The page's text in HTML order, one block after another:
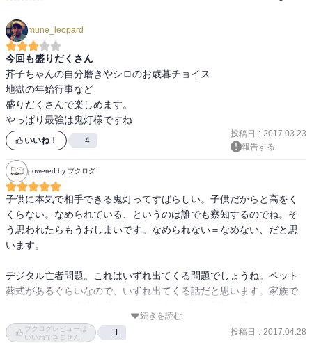
mune_leopard
今回も盛りだくさん
芥子ちゃんの自分磨きやシロのお歳暮チョイス
地獄の年始行事など
盛りだくさんで楽しめます。
やっぱり最強は鬼灯様ですね
いいね！ 4
投稿日 : 2017.03.23
報告する
powered by ブクログ
子供に本気で相手できる鬼灯ってすばらしい。子供だからと高をく
くらない。なめられている、というのは誰でも察知するのでね。そ
う思われたらもうおしまいです。なめられない＝なめない、だと思
います。
デジタル亡者問題。これはいずれ出てくる問題でしょうね。ペット
葬式があるぐらいなので、いずれ出てくる話だと思います。家族で
は当たり前で。その気持ちを形にしたいとなれば、供養の形もとる
でしょう。デジタル社会が進めば、COMING SOONでなくても訪れ
続きを読む
ブクログレビューは
いいねできません
1 投稿日 : 2017.04.28